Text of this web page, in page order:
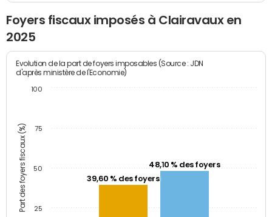
Foyers fiscaux imposés à Clairavaux en
2025
Part des foyers fiscaux (%)
Evolution de la part de foyers imposables (Source : JDN
d'après ministère de l'Economie)
39,60 % des foyers
48,10 % des foyers
25
50
75
100